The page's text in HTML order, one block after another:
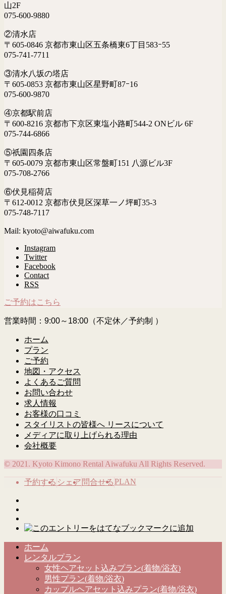
山2F
075-600-9880
②清水店
〒605-0846 京都市東山区五条橋東6丁目583ｰ55
075-741-7711
③清水八坂の塔店
〒605-0853 京都市東山区星野町87ｰ16
075-600-9870
④京都駅前店
〒600-8216 京都市下京区東塩小路町544-2 ONビル 6F
075-744-6866
⑤祇園四条店
〒605-0079 京都市東山区常盤町151 八源ビル3F
075-708-2766
⑥伏見稲荷店
〒612-0012 京都市伏見区深草一ノ坪町35-3
075-748-7117
Mail: kyoto@aiwafuku.com
Instagram
Twitter
Facebook
Contact
RSS
ご予約はこちら
営業時間：9:00～18:00（不定休／予約制 ）
ホーム
プラン
ご予約
地図・アクセス
よくあるご質問
お問い合わせ
求人情報
お客様の口コミ
スタイリストの皆様へ リースについて
メディアに取り上げられる理由
会社概要
© 2021. Kyoto Kimono Rental Aiwafuku All Rights Reserved.
予約する シェア 問合せるPLAN
ホーム
レンタルプラン
女性ヘアセット込みプラン(着物/浴衣)
男性プラン(着物/浴衣)
カップルヘアセット込みプラン(着物/浴衣)